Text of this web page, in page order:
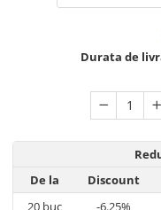
Platouri personalizate
Globuri Personalizate
Măști de protecție
Sepci
Diagramă de creștere
Instrumente de scris
Outlet-Echipamente
Pachete Cadou
Plăcuțe mesaje
Puzzle
Tablouri
Nastere bebelusi
Natura si Animalute
Dragoste (Love)
Vrei sa o ceri?
Ilustratii
Durata de
De la
Discount
20buc -6.25%